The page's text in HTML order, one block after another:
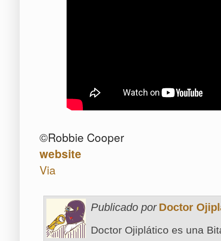
©Robbie Cooper
website
Via
Publicado por Doctor
Doctor Ojiplático es una